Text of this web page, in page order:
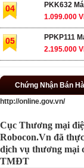
04
PKK632
1.099.000
05
PPKP111
2.195.000
Chứng Nhận Bán
http://online.gov.vn/
Cục Thương mại
Robocon.Vn đã
dịch vụ thương mại
TMĐT